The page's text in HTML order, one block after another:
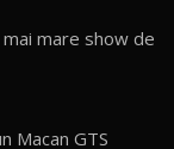
mare show de
Macan GTS